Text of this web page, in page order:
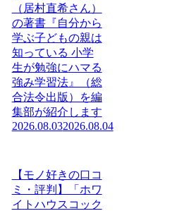
（居村直希さん）
の著書『自分から
学ぶ子どもの親は
知っている 小学
生が勉強にハマる
強み学習法』（総
合法令出版）を編
集部が紹介します
2026.08.032026.08.04
【モノ好きの口コ
ミ・評判】「ホワ
イトハウスコック